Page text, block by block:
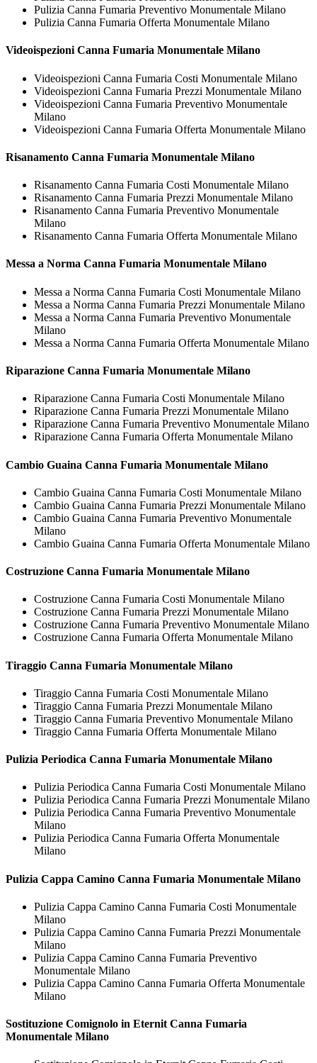
Pulizia Canna Fumaria Preventivo Monumentale Milano
Pulizia Canna Fumaria Offerta Monumentale Milano
VideoispezioniCanna Fumaria Monumentale Milano
Videoispezioni Canna Fumaria Costi Monumentale Milano
Videoispezioni Canna Fumaria Prezzi Monumentale Milano
Videoispezioni Canna Fumaria Preventivo Monumentale
Milano
Videoispezioni Canna Fumaria Offerta Monumentale Milano
Risanamento Canna Fumaria Monumentale Milano
Risanamento Canna Fumaria Costi Monumentale Milano
Risanamento Canna Fumaria Prezzi Monumentale Milano
Risanamento Canna Fumaria Preventivo Monumentale
Milano
Risanamento Canna Fumaria Offerta Monumentale Milano
Messa a Norma Canna Fumaria Monumentale Milano
Messa a Norma Canna Fumaria Costi Monumentale Milano
Messa a Norma Canna Fumaria Prezzi Monumentale Milano
Messa a Norma Canna Fumaria Preventivo Monumentale
Milano
Messa a Norma Canna Fumaria Offerta Monumentale Milano
Riparazione Canna Fumaria Monumentale Milano
Riparazione Canna Fumaria Costi Monumentale Milano
Riparazione Canna Fumaria Prezzi Monumentale Milano
Riparazione Canna Fumaria Preventivo Monumentale Milano
Riparazione Canna Fumaria Offerta Monumentale Milano
Cambio Guaina Canna Fumaria Monumentale Milano
Cambio Guaina Canna Fumaria Costi Monumentale Milano
Cambio Guaina Canna Fumaria Prezzi Monumentale Milano
Cambio Guaina Canna Fumaria Preventivo Monumentale
Milano
Cambio Guaina Canna Fumaria Offerta Monumentale Milano
Costruzione Canna Fumaria Monumentale Milano
Costruzione Canna Fumaria Costi Monumentale Milano
Costruzione Canna Fumaria Prezzi Monumentale Milano
Costruzione Canna Fumaria Preventivo Monumentale Milano
Costruzione Canna Fumaria Offerta Monumentale Milano
Tiraggio Canna Fumaria Monumentale Milano
Tiraggio Canna Fumaria Costi Monumentale Milano
Tiraggio Canna Fumaria Prezzi Monumentale Milano
Tiraggio Canna Fumaria Preventivo Monumentale Milano
Tiraggio Canna Fumaria Offerta Monumentale Milano
Pulizia Periodica Canna Fumaria Monumentale Milano
Pulizia Periodica Canna Fumaria Costi Monumentale Milano
Pulizia Periodica Canna Fumaria Prezzi Monumentale Milano
Pulizia Periodica Canna Fumaria Preventivo Monumentale
Milano
Pulizia Periodica Canna Fumaria Offerta Monumentale
Milano
Pulizia Cappa Camino Canna Fumaria Monumentale Milano
Pulizia Cappa Camino Canna Fumaria Costi Monumentale
Milano
Pulizia Cappa Camino Canna Fumaria Prezzi Monumentale
Milano
Pulizia Cappa Camino Canna Fumaria Preventivo
Monumentale Milano
Pulizia Cappa Camino Canna Fumaria Offerta Monumentale
Milano
Sostituzione Comignolo in Eternit Canna Fumaria
Monumentale Milano